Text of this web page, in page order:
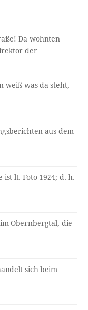
Da wohnten
der…
weiß was da steht,
aus dem
ist lt. Foto 1924; d. h.
Obernbergtal, die
sich beim